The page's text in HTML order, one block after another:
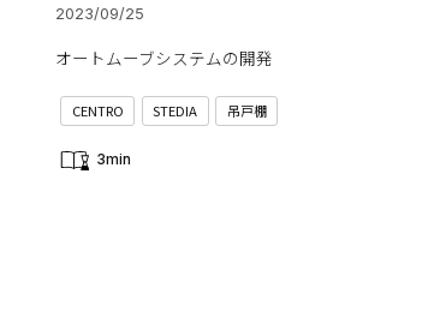
2023/09/25
オートムーブシステムの開発
CENTRO STEDIA 吊戸棚
3min